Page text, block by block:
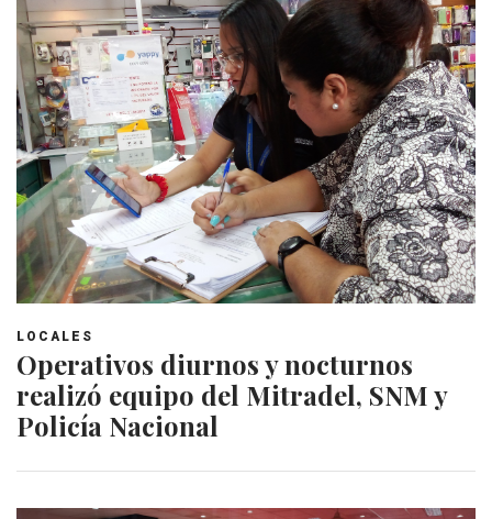
LOCALES
Operativos diurnos y nocturnos
realizó equipo del Mitradel, SNM y
Policía Nacional